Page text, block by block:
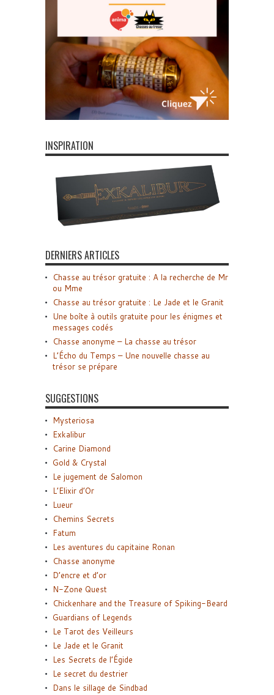
INSPIRATION
DERNIERS ARTICLES
Chasse au trésor gratuite : A la recherche de Mr
ou Mme
Chasse au trésor gratuite : Le Jade et le Granit
Une boîte à outils gratuite pour les énigmes et
messages codés
Chasse anonyme – La chasse au trésor
L’Écho du Temps – Une nouvelle chasse au
trésor se prépare
SUGGESTIONS
Mysteriosa
Exkalibur
Carine Diamond
Gold & Crystal
Le jugement de Salomon
L’Elixir d’Or
Lueur
Chemins Secrets
Fatum
Les aventures du capitaine Ronan
Chasse anonyme
D’encre et d’or
N-Zone Quest
Chickenhare and the Treasure of Spiking-Beard
Guardians of Legends
Le Tarot des Veilleurs
Le Jade et le Granit
Les Secrets de l’Égide
Le secret du destrier
Dans le sillage de Sindbad